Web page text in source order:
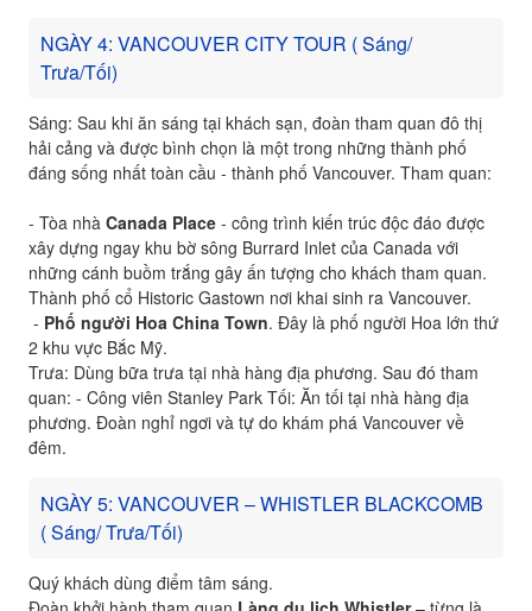
NGÀY 4: VANCOUVER CITY TOUR ( Sáng/
Trưa/Tối)
Sáng: Sau khi ăn sáng tại khách sạn, đoàn tham quan đô thị
hải cảng và được bình chọn là một trong những thành phố
đáng sống nhất toàn cầu - thành phố Vancouver. Tham quan:
- Tòa nhà Canada Place - công trình kiến trúc độc đáo được
xây dựng ngay khu bờ sông Burrard Inlet của Canada với
những cánh buồm trắng gây ấn tượng cho khách tham quan.
Thành phố cổ Historic Gastown nơi khai sinh ra Vancouver.
- Phố người Hoa China Town. Đây là phố người Hoa lớn thứ
2 khu vực Bắc Mỹ.
Trưa: Dùng bữa trưa tại nhà hàng địa phương. Sau đó tham
quan: - Công viên Stanley Park Tối: Ăn tối tại nhà hàng địa
phương. Đoàn nghỉ ngơi và tự do khám phá Vancouver về
đêm.
NGÀY 5: VANCOUVER – WHISTLER BLACKCOMB
( Sáng/ Trưa/Tối)
Quý khách dùng điểm tâm sáng.